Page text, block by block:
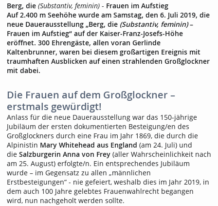
Berg, die (Substantiv, feminin) - Frauen im Aufstieg
Auf 2.400 m Seehöhe wurde am Samstag, den 6. Juli 2019, die
neue Dauerausstellung „Berg, die (Substantiv, feminin)–
Frauen im Aufstieg“ auf der Kaiser-Franz-Josefs-Höhe
eröffnet. 300 Ehrengäste, allen voran Gerlinde
Kaltenbrunner, waren bei diesem großartigen Ereignis mit
traumhaften Ausblicken auf einen strahlenden Großglockner
mit dabei.
Die Frauen auf dem Großglockner –
erstmals gewürdigt!
Anlass für die neue Dauerausstellung war das 150-jährige
Jubiläum der ersten dokumentierten Besteigung/en des
Großglockners durch eine Frau im Jahr 1869, die durch die
Alpinistin Mary Whitehead aus England (am 24. Juli) und
die Salzburgerin Anna von Frey (aller Wahrscheinlichkeit nach
am 25. August) erfolgte/n. Ein entsprechendes Jubiläum
wurde – im Gegensatz zu allen „männlichen
Erstbesteigungen“ - nie gefeiert, weshalb dies im Jahr 2019, in
dem auch 100 Jahre gelebtes Frauenwahlrecht begangen
wird, nun nachgeholt werden sollte.